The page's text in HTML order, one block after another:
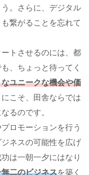
。さらに、デジタル
繋がることを忘れて
トさせるのには、都
、ちょっと待ってく
ユニークな機会や価
こそ、田舎ならでは
るのです。
ロモーションを行う
ネスの可能性を広げ
は一朝一夕にはなり
二のビジネスを築く